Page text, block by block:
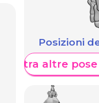
Posizioni
Mostra altre